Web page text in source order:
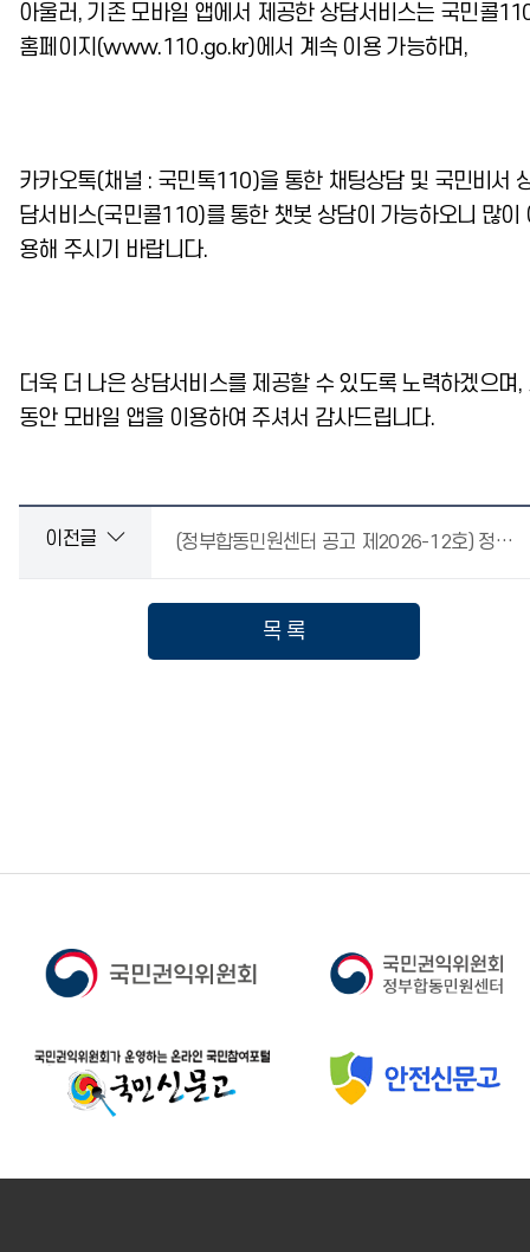
아울러, 기존 모바일 앱에서 제공한 상담서비스는 국민콜
홈페이지(www.110.go.kr)에서 계속 이용 가능하며,
카카오톡(채널 : 국민톡110)을 통한 채팅상담 및 국민비서
담서비스(국민콜110)를 통한 챗봇 상담이 가능하오니 많이
용해 주시기 바랍니다.
더욱 더 나은 상담서비스를 제공할 수 있도록 노력하겠으며,
동안 모바일 앱을 이용하여 주셔서 감사드립니다.
이전글 (정부합동민원센터 공고 제2026-12호) 정부민원안내콜센터 일반상담사 채용 면접심사 합격자 공고(공개경쟁 및 장애인 제한경쟁
목 록